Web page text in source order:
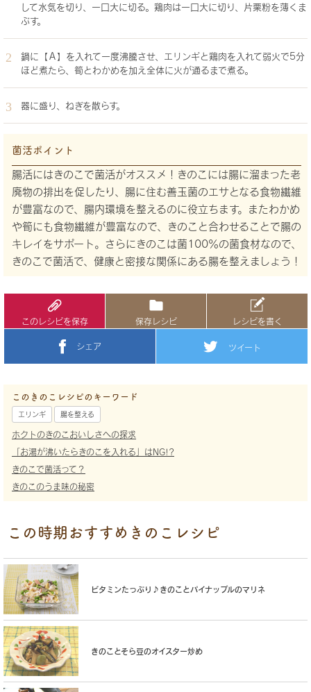
して水気を切り、一口大に切る。鶏肉は一口大に切り、片栗粉を薄くま
ぶす。
鍋に【Ａ】を入れて一度沸騰させ、エリンギと鶏肉を入れて弱火で5分
ほど煮たら、筍とわかめを加え全体に火が通るまで煮る。
器に盛り、ねぎを散らす。
菌活ポイント
腸活にはきのこで菌活がオススメ！きのこには腸に溜まった老
廃物の排出を促したり、腸に住む善玉菌のエサとなる食物繊維
が豊富なので、腸内環境を整えるのに役立ちます。またわかめ
や筍にも食物繊維が豊富なので、きのこと合わせることで腸の
キレイをサポート。さらにきのこは菌100％の菌食材なので、
きのこで菌活で、健康と密接な関係にある腸を整えましょう！
このレシピを保存 保存レシピ レシピを書く
シェア ツイート
このきのこレシピのキーワード
エリンギ 腸を整える
ホクトのきのこおいしさへの探求
「お湯が沸いたらきのこを入れる」はNG!?
きのこで菌活って？
きのこのうま味の秘密
この時期おすすめきのこレシピ
ビタミンたっぷり♪きのことパイナップルのマリネ
きのことそら豆のオイスター炒め